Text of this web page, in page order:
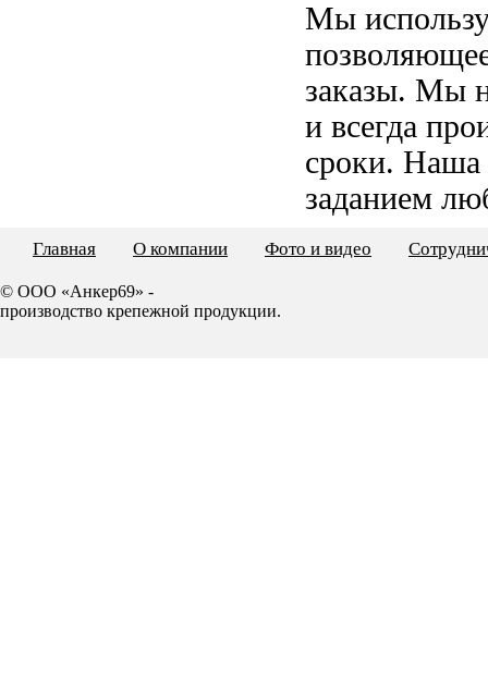
Мы
заказы. Мы
и всегда
сроки. Наша
заданием
Главная О компании Фото и видео
© ООО «Анкер69» -
производство крепежной продукции.